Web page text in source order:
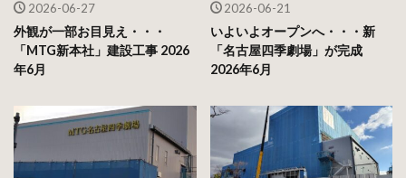
2026-06-27
外観が一部お目見え・・・
「MTG新本社」建設工事 2026
年6月
2026-06-21
いよいよオープンへ・・・新
「名古屋四季劇場」が完成
2026年6月